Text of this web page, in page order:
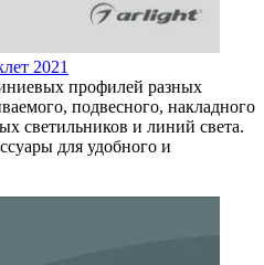
2021
профилей разных
подвесного, накладного
светильников и линий света.
для удобного и